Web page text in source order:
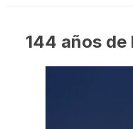
Historia
144 años